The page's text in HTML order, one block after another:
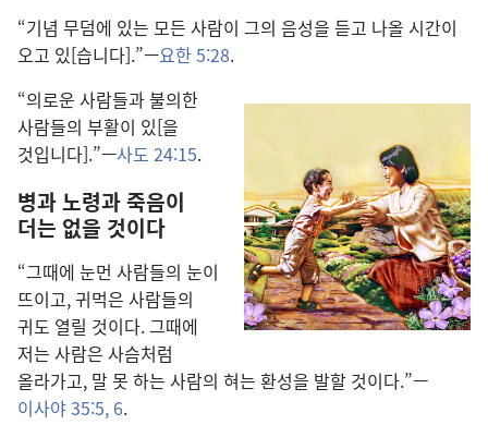
“기념 무덤에 있는 모든 사람이 그의 음성을 듣고 나올 시간이
오고 있[습니다].”—요한 5:28.
“의로운 사람들과 불의한
사람들의 부활이 있[을
것입니다].”—사도 24:15.
병과 노령과 죽음이
더는 없을 것이다
“그때에 눈먼 사람들의 눈이
뜨이고, 귀먹은 사람들의
귀도 열릴 것이다. 그때에
저는 사람은 사슴처럼
올라가고, 말 못 하는 사람의 혀는 환성을 발할 것이다.”—
이사야 35:5, 6.